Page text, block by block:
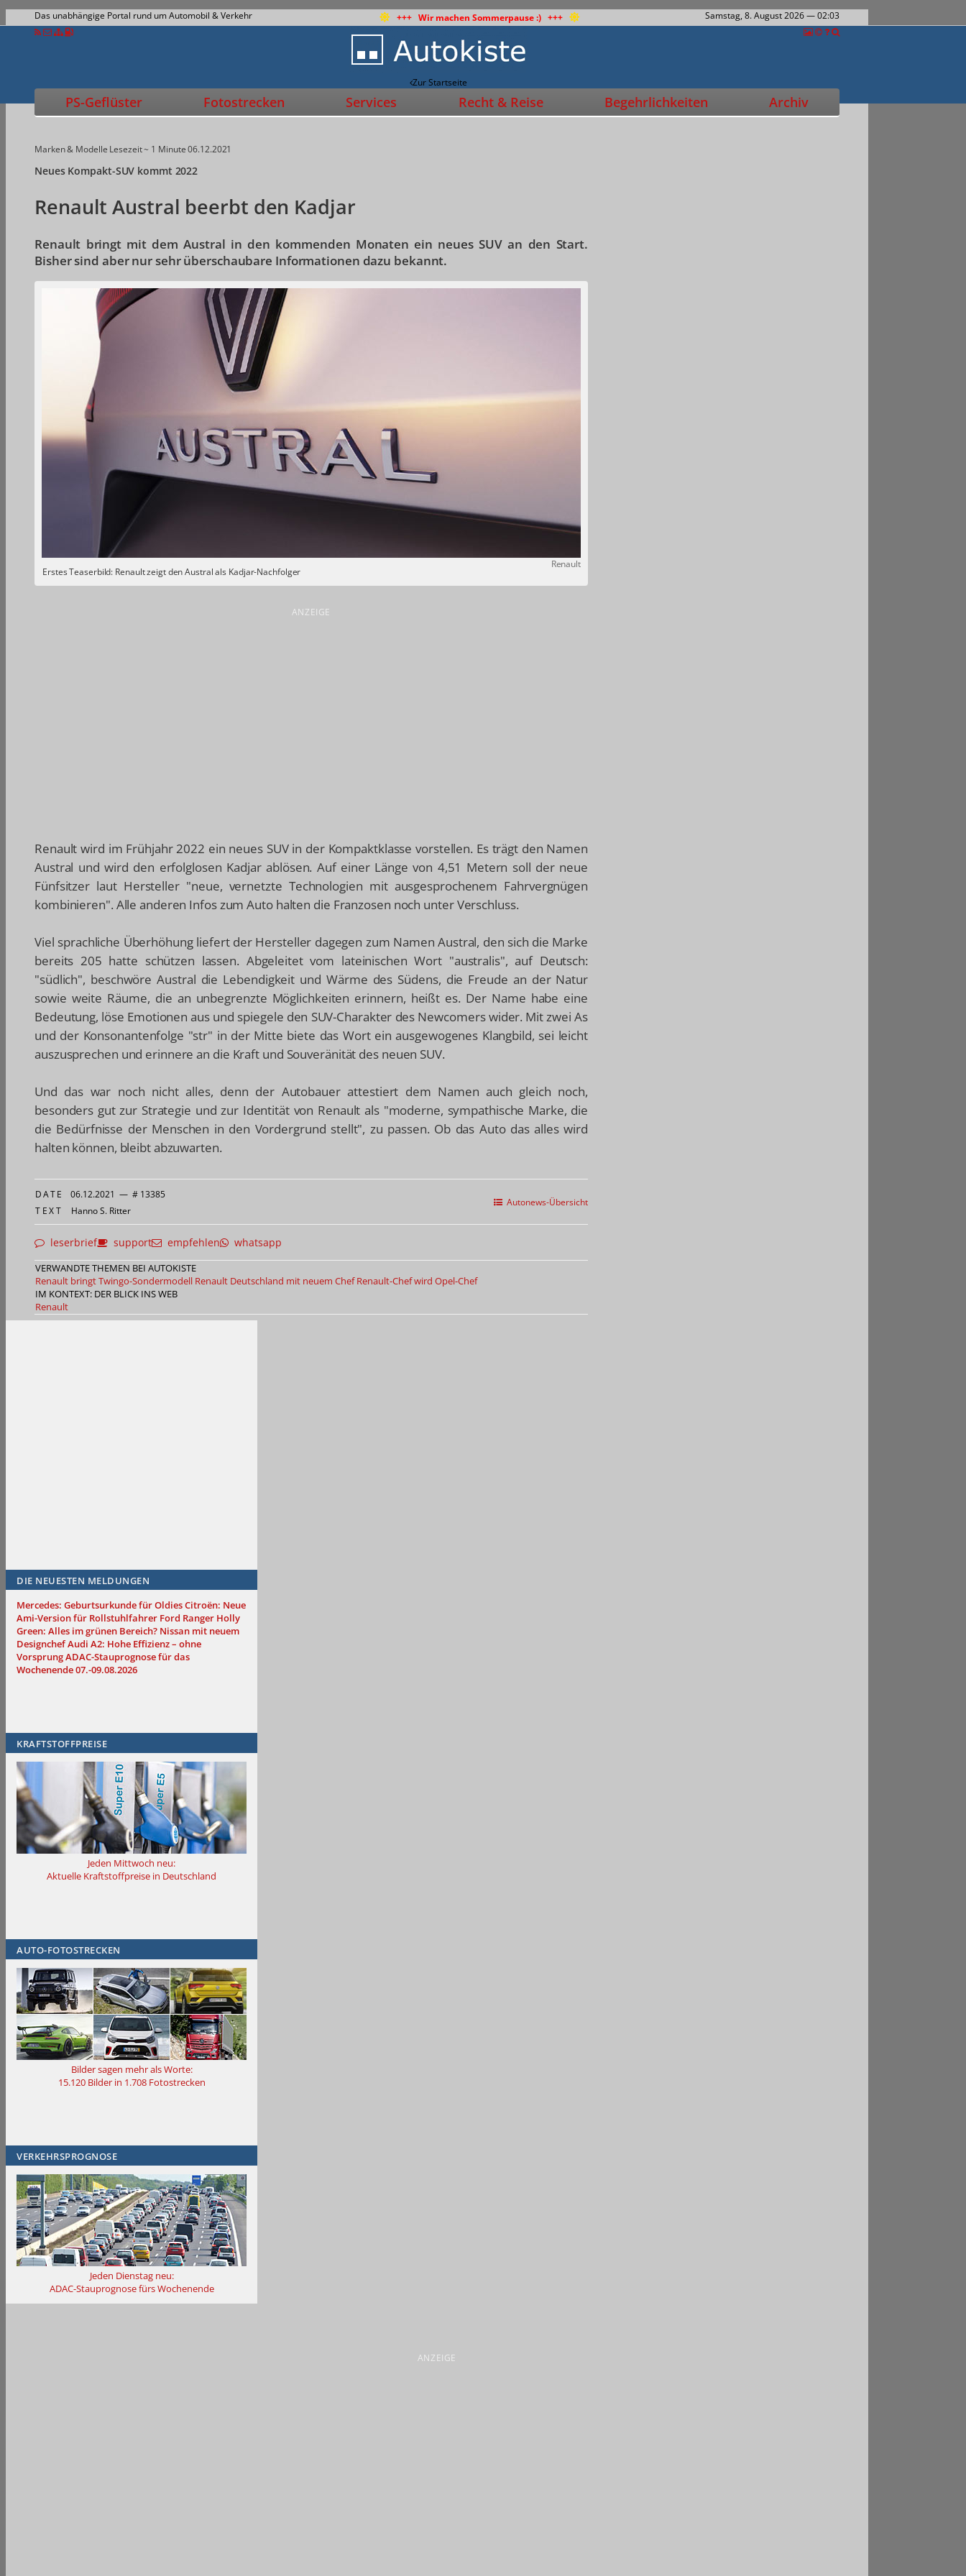
Das unabhängige Portal rund um Automobil & Verkehr +++ Wir machen Sommerpause :) +++ Samstag, 8. August 2026— 02:03
Zur Startseite
PS-Geflüster Fotostrecken Services Recht & Reise Begehrlichkeiten Archiv
Marken & Modelle Lesezeit ~ 1 Minute06.12.2021
Neues Kompakt-SUV kommt 2022
Renault Austral beerbt den Kadjar
Renault bringt mit dem Austral in den kommenden Monaten ein neues SUV an den Start.
Bisher sind aber nur sehr überschaubare Informationen dazu bekannt.
Renault
Erstes Teaserbild: Renault zeigt den Austral als Kadjar-Nachfolger
ANZEIGE
Renault wird im Frühjahr 2022 ein neues SUV in der Kompaktklasse vorstellen. Es trägt den Namen
Austral und wird den erfolglosen Kadjar ablösen. Auf einer Länge von 4,51 Metern soll der neue
Fünfsitzer laut Hersteller "neue, vernetzte Technologien mit ausgesprochenem Fahrvergnügen
kombinieren". Alle anderen Infos zum Auto halten die Franzosen noch unter Verschluss.
Viel sprachliche Überhöhung liefert der Hersteller dagegen zum Namen Austral, den sich die Marke
bereits 205 hatte schützen lassen. Abgeleitet vom lateinischen Wort "australis", auf Deutsch:
"südlich", beschwöre Austral die Lebendigkeit und Wärme des Südens, die Freude an der Natur
sowie weite Räume, die an unbegrenzte Möglichkeiten erinnern, heißt es. Der Name habe eine
Bedeutung, löse Emotionen aus und spiegele den SUV-Charakter des Newcomers wider. Mit zwei As
und der Konsonantenfolge "str" in der Mitte biete das Wort ein ausgewogenes Klangbild, sei leicht
auszusprechen und erinnere an die Kraft und Souveränität des neuen SUV.
Und das war noch nicht alles, denn der Autobauer attestiert dem Namen auch gleich noch,
besonders gut zur Strategie und zur Identität von Renault als "moderne, sympathische Marke, die
die Bedürfnisse der Menschen in den Vordergrund stellt", zu passen. Ob das Auto das alles wird
halten können, bleibt abzuwarten.
Autonews-Übersicht
DATE 06.12.2021 — # 13385
TEXT Hanno S. Ritter
leserbrief support empfehlen whatsapp
VERWANDTE THEMEN BEI AUTOKISTE
Renault bringt Twingo-Sondermodell Renault Deutschland mit neuem Chef Renault-Chef wird Opel-Chef
IM KONTEXT: DER BLICK INS WEB
Renault
DIE NEUESTEN MELDUNGEN
Mercedes: Geburtsurkunde für OldiesCitroën: Neue
Ami-Version für Rollstuhlfahrer Ford Ranger Holly
Green: Alles im grünen Bereich? Nissan mit neuem
DesignchefAudi A2: Hohe Effizienz – ohne
VorsprungADAC-Stauprognose für das
Wochenende 07.-09.08.2026
KRAFTSTOFFPREISE
Jeden Mittwoch neu:
Aktuelle Kraftstoffpreise in Deutschland
AUTO-FOTOSTRECKEN
Bilder sagen mehr als Worte:
15.120 Bilder in 1.708 Fotostrecken
VERKEHRSPROGNOSE
Jeden Dienstag neu:
ADAC-Stauprognose fürs Wochenende
ANZEIGE